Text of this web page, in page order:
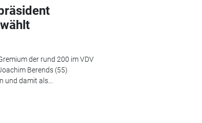
der rund 200 im VDV
Berends (55)
damit als...